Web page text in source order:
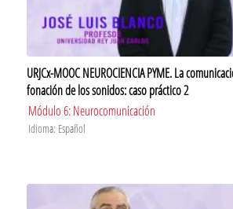
URJCx-MOOC NEUROCIENCIA PYME. La
fonación de los sonidos: caso práctico 2
Módulo 6: Neurocomunicación
Idioma: Español